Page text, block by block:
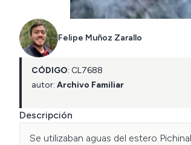
Felipe Muñoz Zarallo
CÓDIGO: CL7688
autor: Archivo Familiar
Descripción
Se utilizaban aguas del estero